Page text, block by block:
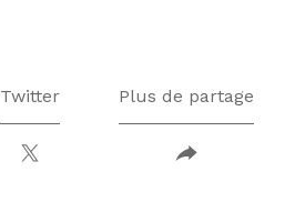
Twitter Plus de partage